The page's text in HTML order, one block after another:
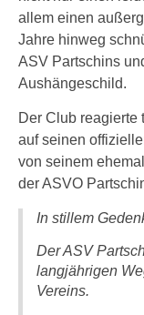
allem einen
Jahre hinweg
ASV Partschins
Aushängeschild.
Der Club reagierte
auf seinen
von seinem
der ASVO
In stillem
Der ASV
langjährigen
Vereins.